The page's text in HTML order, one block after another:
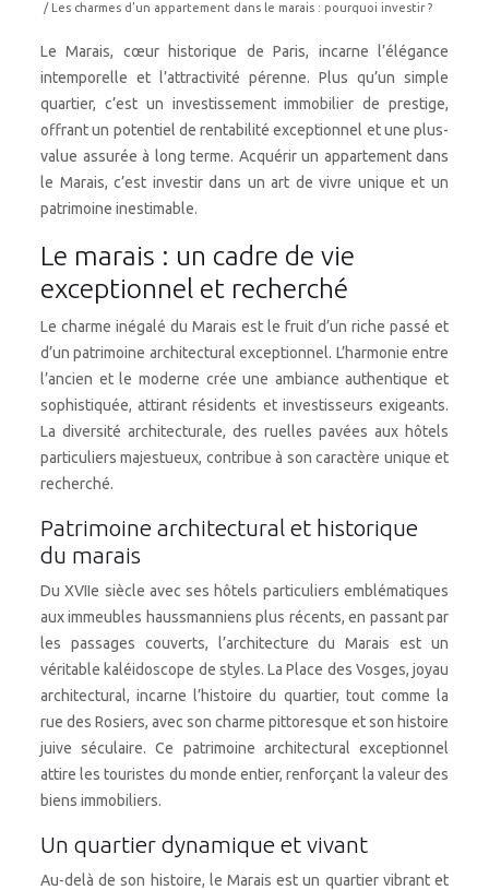
/ Les charmes d’un appartement dans le marais : pourquoi investir ?
Le Marais, cœur historique de Paris, incarne l’élégance
intemporelle et l’attractivité pérenne. Plus qu’un simple
quartier, c’est un investissement immobilier de prestige,
offrant un potentiel de rentabilité exceptionnel et une plus-
value assurée à long terme. Acquérir un appartement dans
le Marais, c’est investir dans un art de vivre unique et un
patrimoine inestimable.
Le marais : un cadre de vie
exceptionnel et recherché
Le charme inégalé du Marais est le fruit d’un riche passé et
d’un patrimoine architectural exceptionnel. L’harmonie entre
l’ancien et le moderne crée une ambiance authentique et
sophistiquée, attirant résidents et investisseurs exigeants.
La diversité architecturale, des ruelles pavées aux hôtels
particuliers majestueux, contribue à son caractère unique et
recherché.
Patrimoine architectural et historique
du marais
Du XVIIe siècle avec ses hôtels particuliers emblématiques
aux immeubles haussmanniens plus récents, en passant par
les passages couverts, l’architecture du Marais est un
véritable kaléidoscope de styles. La Place des Vosges, joyau
architectural, incarne l’histoire du quartier, tout comme la
rue des Rosiers, avec son charme pittoresque et son histoire
juive séculaire. Ce patrimoine architectural exceptionnel
attire les touristes du monde entier, renforçant la valeur des
biens immobiliers.
Un quartier dynamique et vivant
Au-delà de son histoire, le Marais est un quartier vibrant et